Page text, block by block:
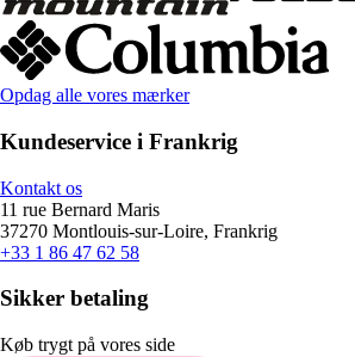
Opdag alle vores mærker
Kundeservice i Frankrig
Kontakt os
11 rue Bernard Maris
37270 Montlouis-sur-Loire, Frankrig
+33 1 86 47 62 58
Sikker betaling
Køb trygt på vores side